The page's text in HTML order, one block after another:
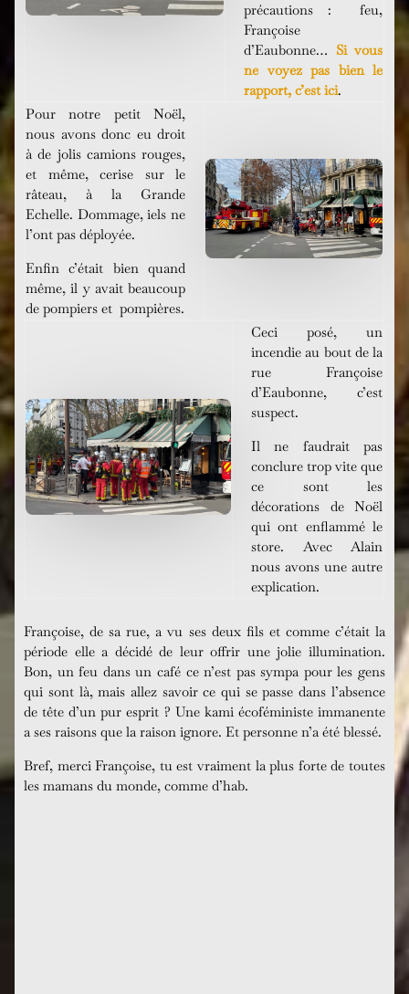
précautions : feu,
Françoise
d’Eaubonne… Si vous
ne voyez pas bien le
rapport, c’est ici.
Pour notre petit Noël,
nous avons donc eu droit
à de jolis camions rouges,
et même, cerise sur le
râteau, à la Grande
Echelle. Dommage, iels ne
l’ont pas déployée.
Enfin c’était bien quand
même, il y avait beaucoup
de pompiers et pompières.
Ceci posé, un
incendie au bout de la
rue Françoise
d’Eaubonne, c’est
suspect.
Il ne faudrait pas
conclure trop vite que
ce sont les
décorations de Noël
qui ont enflammé le
store. Avec Alain
nous avons une autre
explication.
Françoise, de sa rue, a vu ses deux fils et comme c’était la
période elle a décidé de leur offrir une jolie illumination.
Bon, un feu dans un café ce n’est pas sympa pour les gens
qui sont là, mais allez savoir ce qui se passe dans l’absence
de tête d’un pur esprit ? Une kami écoféministe immanente
a ses raisons que la raison ignore. Et personne n’a été blessé.
Bref, merci Françoise, tu est vraiment la plus forte de toutes
les mamans du monde, comme d’hab.